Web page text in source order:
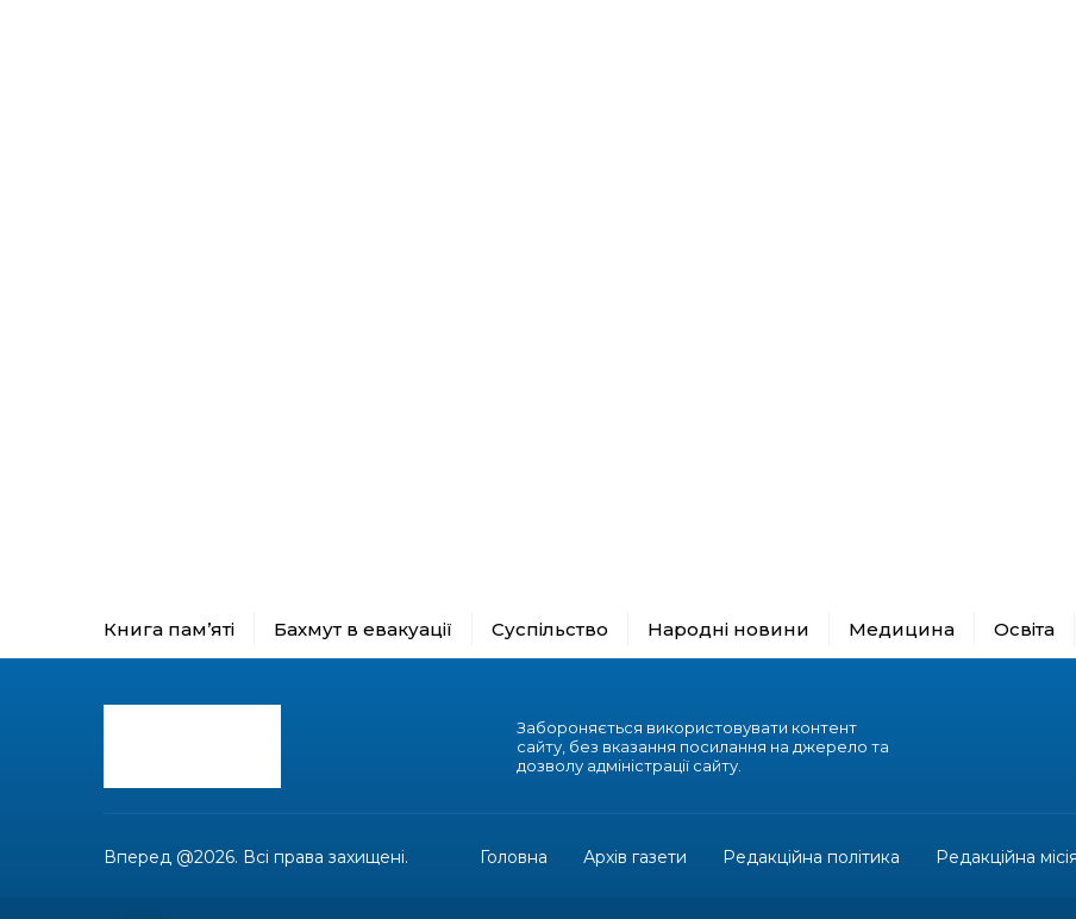
Книга пам’яті Бахмут в евакуації Суспільство Народні новини Медицина Освіта
Забороняється використовувати контент
сайту, без вказання посилання на джерело та
дозволу адміністрації сайту.
Вперед @2026. Всі права захищені. Головна Архів газети Редакційна політика Редакційна місія